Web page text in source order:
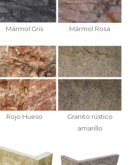
Mármol Gris Mármol Rosa
Rojo Hueso
Granito rústico
amarillo